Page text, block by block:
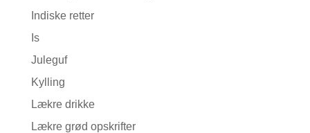
Indiske retter
Is
Juleguf
Kylling
Lækre drikke
Lækre grød opskrifter